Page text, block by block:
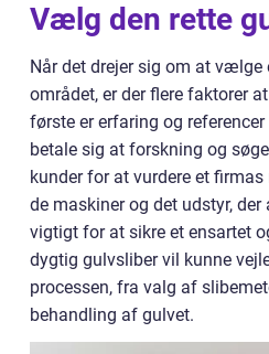
Vælg den rette
Når det drejer sig om at vælge
området, er der flere faktorer
første er erfaring og
betale sig at forskning og
kunder for at vurdere et
de maskiner og det udstyr, der
vigtigt for at sikre et ensartet
dygtig gulvsliber vil kunne
processen, fra valg af
behandling af gulvet.